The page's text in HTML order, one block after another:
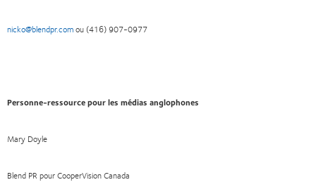
nicko@blendpr.comou (416) 907-0977
Personne-ressource pour les médias anglophones
Mary Doyle
Blend PR pour CooperVision Canada